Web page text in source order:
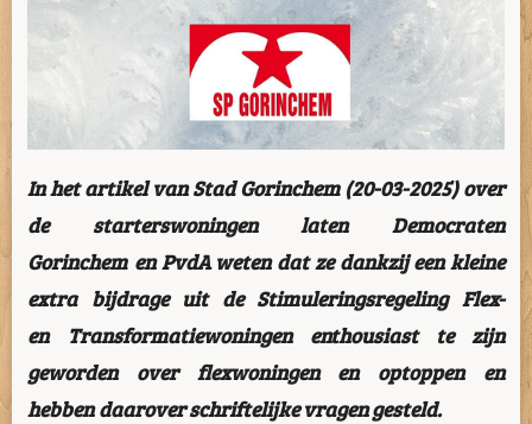
In het artikel van Stad Gorinchem (20-03-2025) over
de starterswoningen laten Democraten
Gorinchem en PvdA weten dat ze dankzij een kleine
extra bijdrage uit de Stimuleringsregeling Flex-
en Transformatiewoningen enthousiast te zijn
geworden over flexwoningen en optoppen en
hebben daarover schriftelijke vragen gesteld.